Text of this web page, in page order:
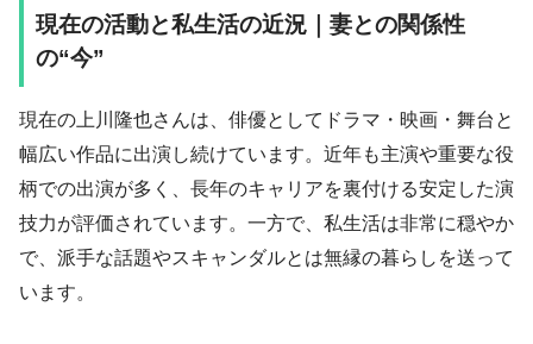
現在の活動と私生活の近況｜妻との関係性
の“今”
現在の上川隆也さんは、俳優としてドラマ・映画・舞台と
幅広い作品に出演し続けています。近年も主演や重要な役
柄での出演が多く、長年のキャリアを裏付ける安定した演
技力が評価されています。一方で、私生活は非常に穏やか
で、派手な話題やスキャンダルとは無縁の暮らしを送って
います。